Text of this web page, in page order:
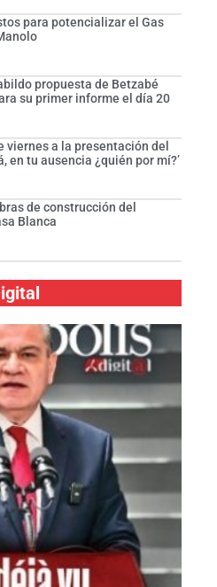
para potencializar el Gas
propuesta de Betzabé
su primer informe el día 20
viernes a la presentación del
en tu ausencia ¿quién por mí?’
de construcción del
Blanca